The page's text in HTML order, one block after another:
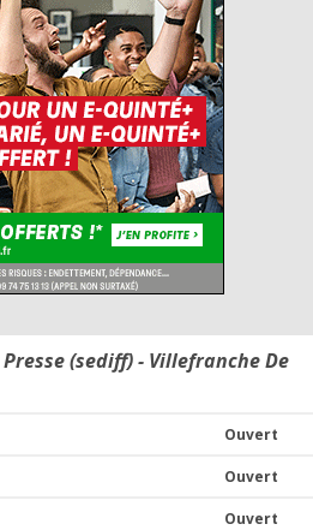
(sediff) - Villefranche De
Ouvert
Ouvert
Ouvert